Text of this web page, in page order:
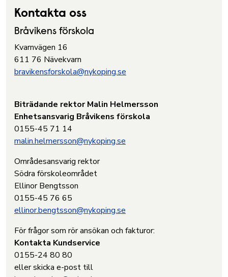
Kontakta oss
Bråvikens förskola
Kvarnvägen 16
611 76 Nävekvarn
bravikensforskola@nykoping.se
Biträdande rektor Malin Helmersson
Enhetsansvarig Bråvikens förskola
0155-45 71 14
malin.helmersson@nykoping.se
Områdesansvarig rektor
Södra förskoleområdet
Ellinor Bengtsson
0155-45 76 65
ellinor.bengtsson@nykoping.se
För frågor som rör ansökan och fakturor:
Kontakta Kundservice
0155-24 80 80
eller skicka e-post till